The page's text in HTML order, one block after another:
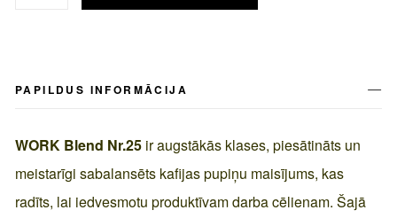
PAPILDUS INFORMĀCIJA
WORK Blend Nr.25 ir augstākās klases, piesātināts un
meistarīgi sabalansēts kafijas pupiņu maisījums, kas
radīts, lai iedvesmotu produktīvam darba cēlienam. Šajā